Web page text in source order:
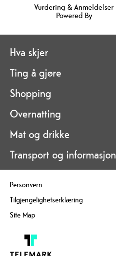
Vurdering & Anmeldelser
Powered By
Hva skjer
Ting å gjøre
Shopping
Overnatting
Mat og drikke
Transport og informasjon
Personvern
Tilgjengelighetserklæring
Site Map